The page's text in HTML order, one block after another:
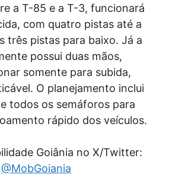
a T-85 e a T-3, funcionará
com quatro pistas até a
três pistas para baixo. Já a
possui duas mãos,
somente para subida,
O planejamento inclui
todos os semáforos para
rápido dos veículos.
Goiânia no X/Twitter:
@MobGoiania